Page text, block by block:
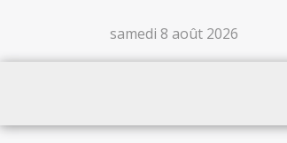
samedi 8 août 2026